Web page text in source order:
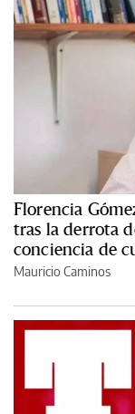
Florencia
tras la derrota
conciencia de
Mauricio Caminos